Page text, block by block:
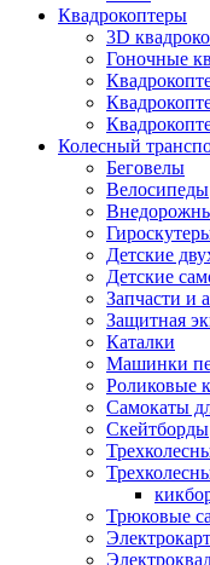
Квадрокоптеры
3D
Гоночные
Колесный
Беговелы
Велосипеды
Детские
Детские
Запчасти и
Защитная
Каталки
Машинки
Роликовые
Самокаты
Скейтборды
Трюковые